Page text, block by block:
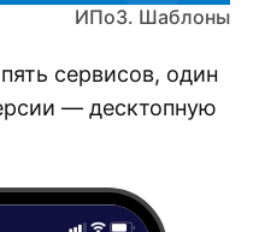
ИПоЗ. Шаблоны
сервисов, один
— десктопную